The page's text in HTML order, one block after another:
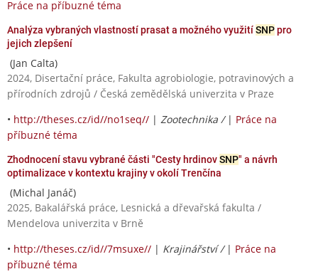
Práce na příbuzné téma
Analýza vybraných vlastností prasat a možného využitíSNPpro
jejich zlepšení
(Jan Calta)
2024, Disertační práce, Fakulta agrobiologie, potravinových a
přírodních zdrojů / Česká zemědělská univerzita v Praze
• http://theses.cz/id//no1seq// | Zootechnika / | Práce na
příbuzné téma
Zhodnocení stavu vybrané části "Cesty hrdinovSNP" a návrh
optimalizace v kontextu krajiny v okolí Trenčína
(Michal Janáč)
2025, Bakalářská práce, Lesnická a dřevařská fakulta /
Mendelova univerzita v Brně
• http://theses.cz/id//7msuxe// | Krajinářství / | Práce na
příbuzné téma